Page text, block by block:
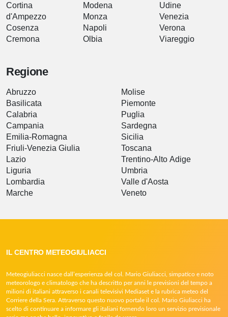
Cortina
d'Ampezzo
Cosenza
Cremona
Modena
Monza
Napoli
Olbia
Udine
Venezia
Verona
Viareggio
Regione
Abruzzo
Basilicata
Calabria
Campania
Emilia-Romagna
Friuli-Venezia Giulia
Lazio
Liguria
Lombardia
Marche
Molise
Piemonte
Puglia
Sardegna
Sicilia
Toscana
Trentino-Alto Adige
Umbria
Valle d'Aosta
Veneto
IL CENTRO METEOGIULIACCI
Meteogiuliacci nasce dall’esperienza del col. Mario Giuliacci, simpatico e noto
meteorologo e climatologo che ha descritto per anni le previsioni del tempo a
milioni di italiani attraverso i canali televisivi Mediaset e la rubrica meteo del
Corriere della Sera. Attraverso questo nuovo portale il col. Mario Giuliacci ha
scelto di continuare a informare gli italiani fornendo loro un servizio previsionale